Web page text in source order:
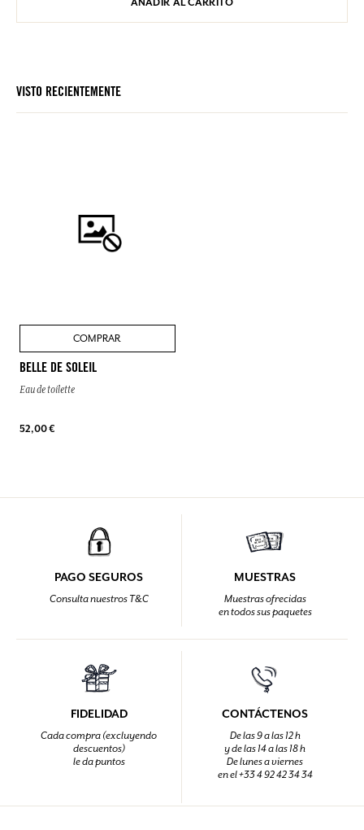
VISTO RECIENTEMENTE
COMPRAR
BELLE DE SOLEIL
Eau de toilette
52,00 €
PAGO SEGUROS
Consulta nuestros T&C
MUESTRAS
Muestras ofrecidas
en todos sus paquetes
FIDELIDAD
Cada compra (excluyendo
descuentos)
le da puntos
CONTÁCTENOS
De las 9 a las 12 h
y de las 14 a las 18 h
De lunes a viernes
en el +33 4 92 42 34 34